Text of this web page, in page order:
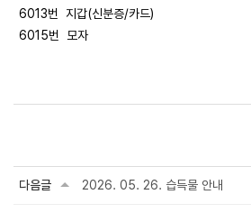
6013번 지갑(신분증/카드)
6015번 모자
다음글 2026. 05. 26. 습득물 안내